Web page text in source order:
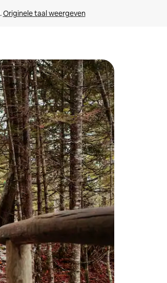
Originele taal weergeven
óf door te tikken of swipen.